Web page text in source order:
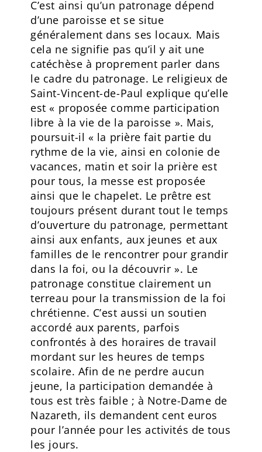
C’est ainsi qu’un patronage dépend
d’une paroisse et se situe
généralement dans ses locaux. Mais
cela ne signifie pas qu’il y ait une
catéchèse à proprement parler dans
le cadre du patronage. Le religieux de
Saint-Vincent-de-Paul explique qu’elle
est « proposée comme participation
libre à la vie de la paroisse ». Mais,
poursuit-il « la prière fait partie du
rythme de la vie, ainsi en colonie de
vacances, matin et soir la prière est
pour tous, la messe est proposée
ainsi que le chapelet. Le prêtre est
toujours présent durant tout le temps
d’ouverture du patronage, permettant
ainsi aux enfants, aux jeunes et aux
familles de le rencontrer pour grandir
dans la foi, ou la découvrir ». Le
patronage constitue clairement un
terreau pour la transmission de la foi
chrétienne. C’est aussi un soutien
accordé aux parents, parfois
confrontés à des horaires de travail
mordant sur les heures de temps
scolaire. Afin de ne perdre aucun
jeune, la participation demandée à
tous est très faible ; à Notre-Dame de
Nazareth, ils demandent cent euros
pour l’année pour les activités de tous
les jours.